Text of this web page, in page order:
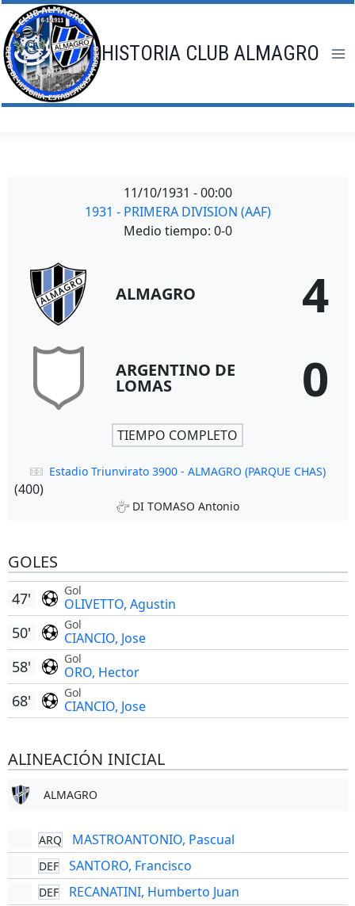
Saltar
al
contenido
HISTORIA CLUB ALMAGRO
11/10/1931 - 00:00
1931 - PRIMERA DIVISION (AAF)
Medio tiempo: 0-0
ALMAGRO 4
ARGENTINO DE
LOMAS 0
TIEMPO COMPLETO
Estadio Triunvirato 3900 - ALMAGRO (PARQUE CHAS)
(400)
DI TOMASO Antonio
GOLES
Gol
OLIVETTO, Agustin
47'
Gol
CIANCIO, Jose
50'
Gol
ORO, Hector
58'
Gol
CIANCIO, Jose
68'
ALINEACIÓN INICIAL
ALMAGRO
ARQ MASTROANTONIO, Pascual
DEF SANTORO, Francisco
DEF RECANATINI, Humberto Juan